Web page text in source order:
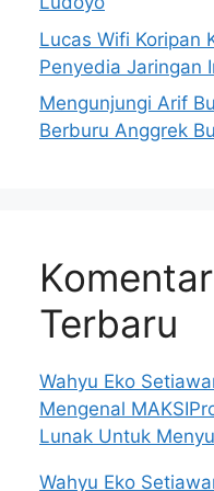
Lucas Wifi Koripan
Penyedia Jaringan
Mengunjungi Arif
Berburu Anggrek
Komentar
Terbaru
Wahyu Eko
Mengenal
Lunak Untuk
Wahyu Eko